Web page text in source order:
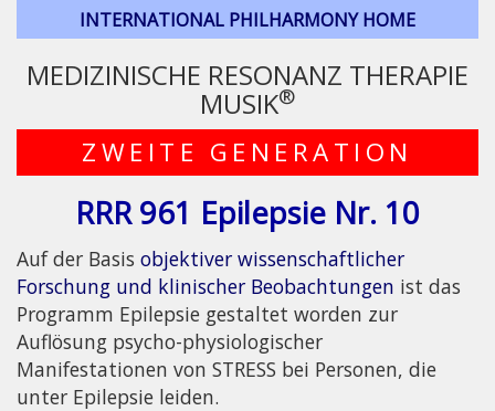
INTERNATIONAL PHILHARMONY HOME
MEDIZINISCHE RESONANZ THERAPIE
MUSIK®
ZWEITE GENERATION
RRR 961 Epilepsie Nr. 10
Auf der Basis objektiver wissenschaftlicher
Forschung und klinischer Beobachtungen ist das
Programm Epilepsie gestaltet worden zur
Auflösung psycho-physiologischer
Manifestationen von STRESS bei Personen, die
unter Epilepsie leiden.